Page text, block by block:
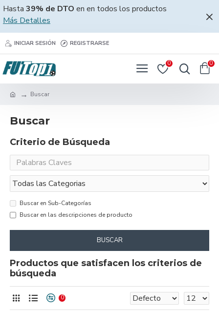
Hasta 39% de DTO en en todos los productos
Más Detalles
INICIAR SESIÓN REGISTRARSE
0 0
Buscar
Buscar
Criterio de Búsqueda
Buscar en Sub-Categorías
Buscar en las descripciones de producto
BUSCAR
Productos que satisfacen los criterios de
búsqueda
0